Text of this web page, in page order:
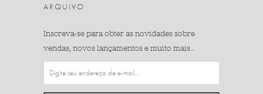
ARQUIVO
Inscreva-se para obter as novidades sobre
vendas, novos lançamentos e muito mais…